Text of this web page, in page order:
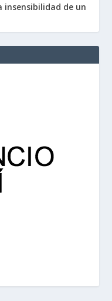
insensibilidad de un